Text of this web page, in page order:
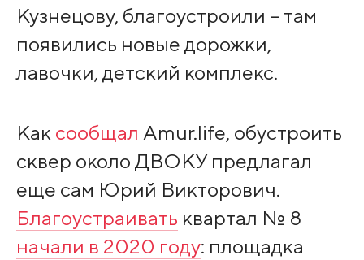
Кузнецову, благоустроили – там
появились новые дорожки,
лавочки, детский комплекс.
Как сообщал Amur.life, обустроить
сквер около ДВОКУ предлагал
еще сам Юрий Викторович.
Благоустраивать квартал № 8
начали в 2020 году: площадка